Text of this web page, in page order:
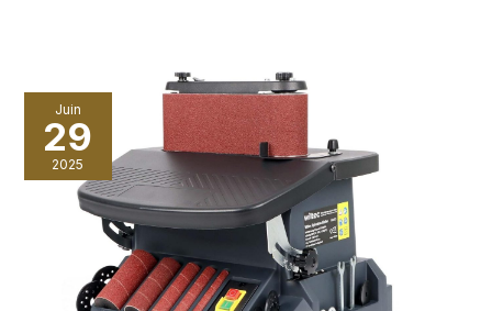
Juin
29
2025